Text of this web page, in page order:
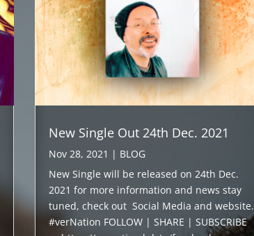
New Single Out 24th Dec. 2021
Nov 28, 2021 | BLOG
New Single will be released on 24th Dec.
2021 for more information and news stay
tuned, check out Social Media and website.
#verNation FOLLOW | SHARE | SUBSCRIBE